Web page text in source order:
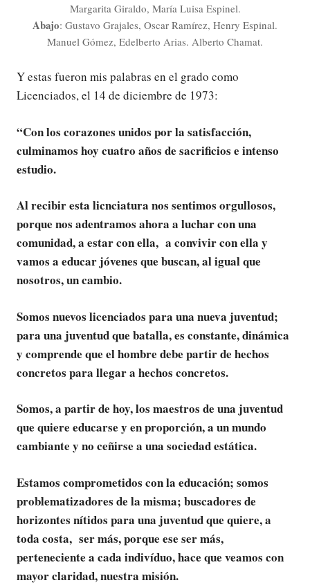
Margarita Giraldo, María Luisa Espinel.
Abajo: Gustavo Grajales, Oscar Ramírez, Henry Espinal.
Manuel Gómez, Edelberto Arias. Alberto Chamat.
Y estas fueron mis palabras en el grado como
Licenciados, el 14 de diciembre de 1973:
“Con los corazones unidos por la satisfacción,
culminamos hoy cuatro años de sacrificios e intenso
estudio.
Al recibir esta licnciatura nos sentimos orgullosos,
porque nos adentramos ahora a luchar con una
comunidad, a estar con ella, a convivir con ella y
vamos a educar jóvenes que buscan, al igual que
nosotros, un cambio.
Somos nuevos licenciados para una nueva juventud;
para una juventud que batalla, es constante, dinámica
y comprende que el hombre debe partir de hechos
concretos para llegar a hechos concretos.
Somos, a partir de hoy, los maestros de una juventud
que quiere educarse y en proporción, a un mundo
cambiante y no ceñirse a una sociedad estática.
Estamos comprometidos con la educación; somos
problematizadores de la misma; buscadores de
horizontes nítidos para una juventud que quiere, a
toda costa, ser más, porque ese ser más,
perteneciente a cada indivíduo, hace que veamos con
mayor claridad, nuestra misión.